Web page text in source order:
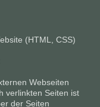
(HTML, CSS)
Webseiten
verlinkten Seiten ist
der Seiten